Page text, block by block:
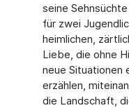
seine
für zwei
heimlichen,
Liebe, die ohne
neue Situationen
erzählen,
die Landschaft,